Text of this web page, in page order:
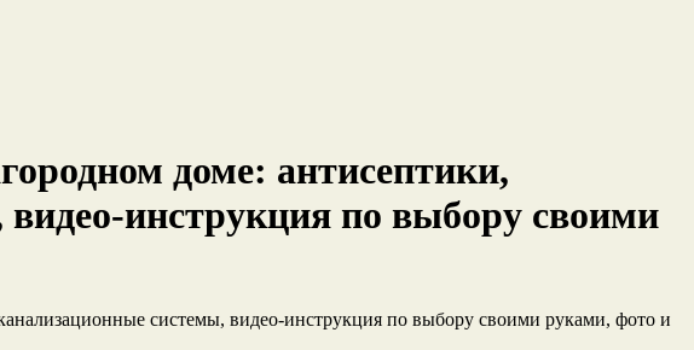
доме: антисептики,
инструкция по выбору своими